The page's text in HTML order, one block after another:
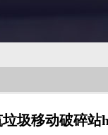
圾移动破碎站